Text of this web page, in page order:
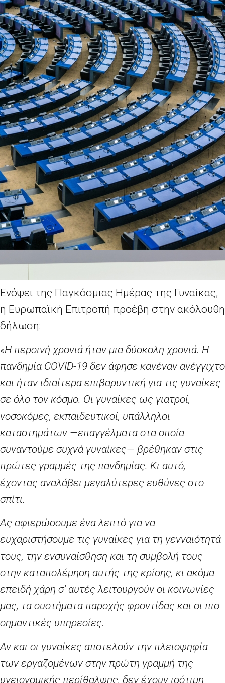
Ενόψει της Παγκόσμιας Ημέρας της Γυναίκας,
η Ευρωπαϊκή Επιτροπή προέβη στην ακόλουθη
δήλωση:
«Η περσινή χρονιά ήταν μια δύσκολη χρονιά. Η
πανδημία COVID-19 δεν άφησε κανέναν ανέγγιχτο
και ήταν ιδιαίτερα επιβαρυντική για τις γυναίκες
σε όλο τον κόσμο. Οι γυναίκες ως γιατροί,
νοσοκόμες, εκπαιδευτικοί, υπάλληλοι
καταστημάτων —επαγγέλματα στα οποία
συναντούμε συχνά γυναίκες— βρέθηκαν στις
πρώτες γραμμές της πανδημίας. Κι αυτό,
έχοντας αναλάβει μεγαλύτερες ευθύνες στο
σπίτι.
Ας αφιερώσουμε ένα λεπτό για να
ευχαριστήσουμε τις γυναίκες για τη γενναιότητά
τους, την ενσυναίσθηση και τη συμβολή τους
στην καταπολέμηση αυτής της κρίσης, κι ακόμα
επειδή χάρη σ’ αυτές λειτουργούν οι κοινωνίες
μας, τα συστήματα παροχής φροντίδας και οι πιο
σημαντικές υπηρεσίες.
Αν και οι γυναίκες αποτελούν την πλειοψηφία
των εργαζομένων στην πρώτη γραμμή της
υγειονομικής περίθαλψης, δεν έχουν ισότιμη